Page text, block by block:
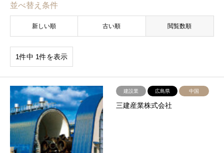
並べ替え条件
新しい順 古い順 閲覧数順
1件中 1件を表示
建設業 広島県 中国
三建産業株式会社